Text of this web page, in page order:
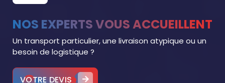
NOS EXPERTS VOUS ACCUEILLENT
Un transport particulier, une livraison atypique ou un
besoin de logistique ?
VOTRE DEVIS